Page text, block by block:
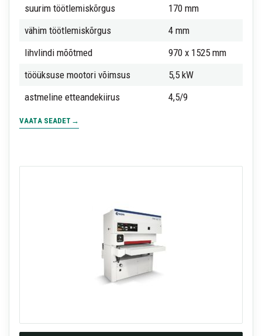
suurim töötlemiskõrgus
170 mm
vähim töötlemiskõrgus
4 mm
lihvlindi mõõtmed
970 x 1525 mm
tööüksuse mootori võimsus
5,5 kW
astmeline etteandekiirus
4,5/9
VAATA SEADET